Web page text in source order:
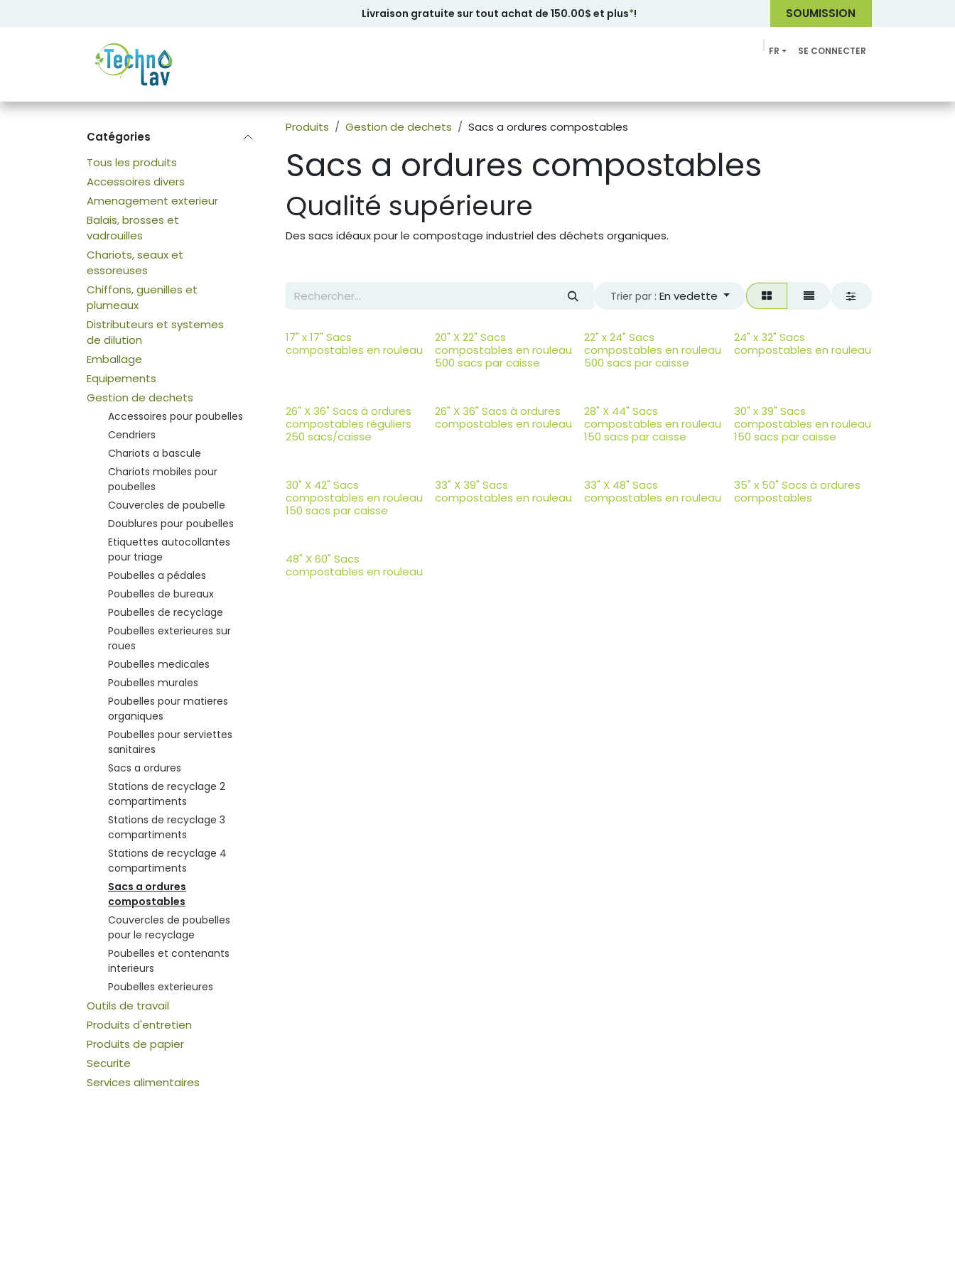
Livraison gratuite sur tout achat de 150.00$ et plus*! SOUMISSION
FR SE CONNECTER
Catégories
Tous les produits
Accessoires divers
Amenagement exterieur
Balais, brosses et
vadrouilles
Chariots, seaux et
essoreuses
Chiffons, guenilles et
plumeaux
Distributeurs et systemes
de dilution
Emballage
Equipements
Gestion de dechets
Accessoires pour poubelles
Cendriers
Chariots a bascule
Chariots mobiles pour
poubelles
Couvercles de poubelle
Doublures pour poubelles
Etiquettes autocollantes
pour triage
Poubelles a pédales
Poubelles de bureaux
Poubelles de recyclage
Poubelles exterieures sur
roues
Poubelles medicales
Poubelles murales
Poubelles pour matieres
organiques
Poubelles pour serviettes
sanitaires
Sacs a ordures
Stations de recyclage 2
compartiments
Stations de recyclage 3
compartiments
Stations de recyclage 4
compartiments
Sacs a ordures
compostables
Couvercles de poubelles
pour le recyclage
Poubelles et contenants
interieurs
Poubelles exterieures
Outils de travail
Produits d'entretien
Produits de papier
Securite
Services alimentaires
Produits Gestion de dechets Sacs a ordures compostables
Sacs a ordures compostables
Qualité supérieure
Des sacs idéaux pour le compostage industriel des déchets organiques.
Trier par : En vedette
17" x 17" Sacs
compostables en rouleau
20" X 22" Sacs
compostables en rouleau
500 sacs par caisse
22" x 24" Sacs
compostables en rouleau
500 sacs par caisse
24" x 32" Sacs
compostables en rouleau
26" X 36" Sacs à ordures
compostables réguliers
250 sacs/caisse
26" X 36" Sacs à ordures
compostables en rouleau
28" X 44" Sacs
compostables en rouleau
150 sacs par caisse
30" x 39" Sacs
compostables en rouleau
150 sacs par caisse
30" X 42" Sacs
compostables en rouleau
150 sacs par caisse
33" X 39" Sacs
compostables en rouleau
33" X 48" Sacs
compostables en rouleau
35" x 50" Sacs à ordures
compostables
48" X 60" Sacs
compostables en rouleau